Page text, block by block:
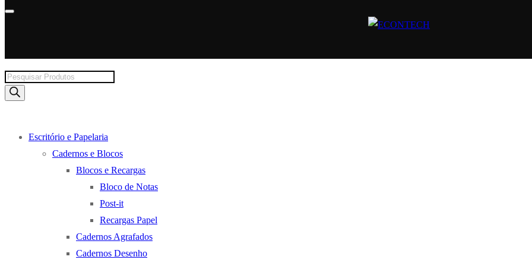
Products
search
Escritório e Papelaria
Cadernos e Blocos
Blocos e Recargas
Bloco de Notas
Post-it
Recargas Papel
Cadernos Agrafados
Cadernos Desenho